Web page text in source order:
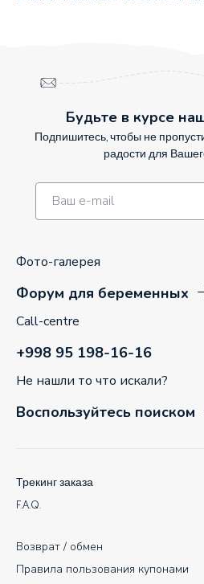
Будьте в курсе
Подпишитесь, чтобы не
радости для
Фото-галерея
Форум для беременных
Call-centre
+998 95 198-16-16
Не нашли то что искали?
Воспользуйтесь поиском
Возврат / обмен
Правила пользования купонами
Трекинг заказа
F.A.Q.